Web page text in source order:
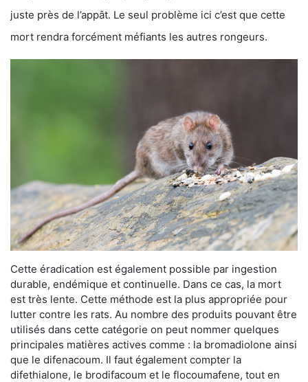
juste près de l’appât. Le seul problème ici c’est que cette
mort rendra forcément méfiants les autres rongeurs.
Cette éradication est également possible par ingestion
durable, endémique et continuelle. Dans ce cas, la mort
est très lente. Cette méthode est la plus appropriée pour
lutter contre les rats. Au nombre des produits pouvant être
utilisés dans cette catégorie on peut nommer quelques
principales matières actives comme : la bromadiolone ainsi
que le difenacoum. Il faut également compter la
difethialone, le brodifacoum et le flocoumafene, tout en